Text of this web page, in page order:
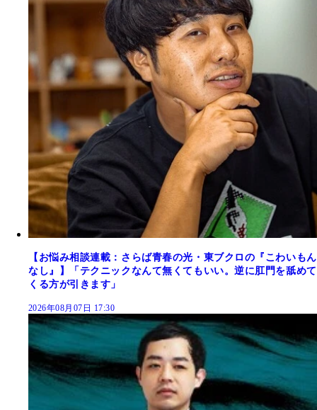
【お悩み相談連載：さらば青春の光・東ブクロの『こわいもん
なし』】「テクニックなんて無くてもいい。逆に肛門を舐めて
くる方が引きます」
2026年08月07日 17:30